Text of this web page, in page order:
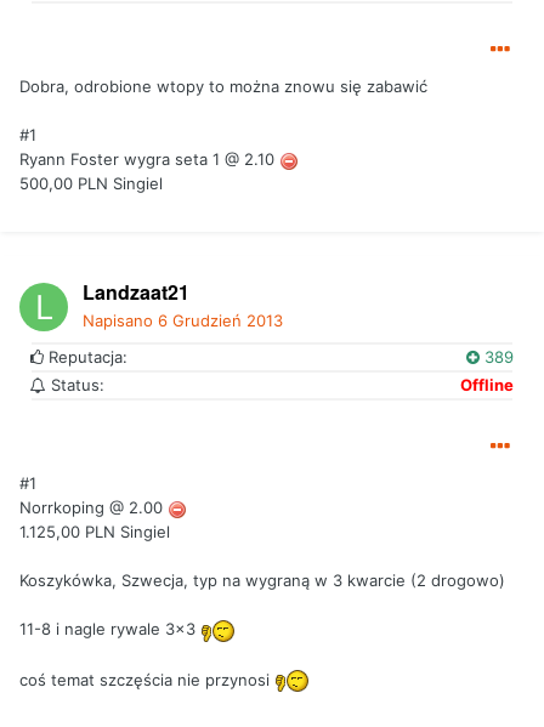
Dobra, odrobione wtopy to można znowu się zabawić
#1
Ryann Foster wygra seta 1 @ 2.10
500,00 PLN Singiel
Landzaat21
Napisano 6 Grudzień 2013
Reputacja:
389
Status:
Offline
#1
Norrkoping @ 2.00
1.125,00 PLN Singiel
Koszykówka, Szwecja, typ na wygraną w 3 kwarcie (2 drogowo)
11-8 i nagle rywale 3x3
coś temat szczęścia nie przynosi